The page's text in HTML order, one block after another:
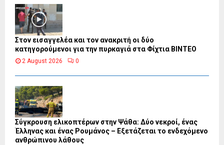
Στον εισαγγελέα και τον ανακριτή οι δύο
κατηγορούμενοι για την πυρκαγιά στα Φίχτια ΒΙΝΤΕΟ
2 August 2026 0
Σύγκρουση ελικοπτέρων στην Ψάθα: Δύο νεκροί, ένας
Έλληνας και ένας Ρουμάνος – Εξετάζεται το ενδεχόμενο
ανθρώπινου λάθους